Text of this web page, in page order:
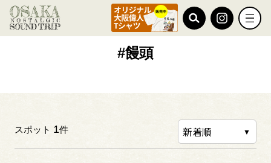
TOP #饅頭
#饅頭
スポット 1件